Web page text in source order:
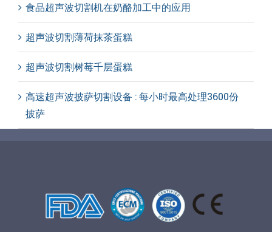
食品超声波切割机在奶酪加工中的应用
超声波切割薄荷抹茶蛋糕
超声波切割树莓千层蛋糕
高速超声波披萨切割设备 : 每小时最高处理3600份
披萨